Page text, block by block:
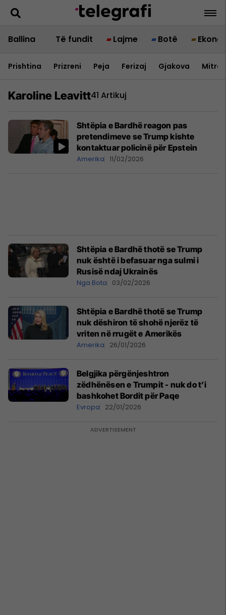
Ballina Të fundit Lajme Botë
Prishtina Prizreni Peja Ferizaj Gjakova
Karoline Leavitt41 Artikuj
Shtëpia e Bardhë reagon pas
pretendimeve se Trump kishte
kontaktuar policinë për Epstein
Amerika 11/02/2026
Shtëpia e Bardhë thotë se Trump
nuk është i befasuar nga sulmi i
Rusisë ndaj Ukrainës
Nga Bota 03/02/2026
Shtëpia e Bardhë thotë se Trump
nuk dëshiron të shohë njerëz të
vriten në rrugët e Amerikës
Amerika 26/01/2026
Belgjika përgënjeshtron
zëdhënësen e Trumpit - nuk do t’i
bashkohet Bordit për Paqe
Evropa 22/01/2026